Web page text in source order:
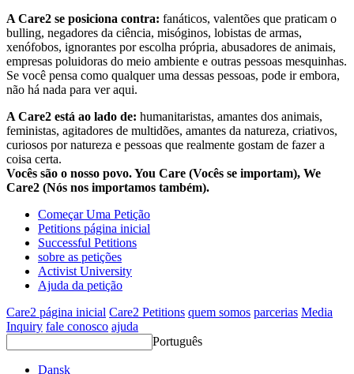
A Care2 se posiciona contra: fanáticos, valentões que praticam o
bulling, negadores da ciência, misóginos, lobistas de armas,
xenófobos, ignorantes por escolha própria, abusadores de animais,
empresas poluidoras do meio ambiente e outras pessoas mesquinhas.
Se você pensa como qualquer uma dessas pessoas, pode ir embora,
não há nada para ver aqui.
A Care2 está ao lado de: humanitaristas, amantes dos animais,
feministas, agitadores de multidões, amantes da natureza, criativos,
curiosos por natureza e pessoas que realmente gostam de fazer a
coisa certa.
Vocês são o nosso povo. You Care (Vocês se importam), We
Care2 (Nós nos importamos também).
Começar Uma Petição
Petitions página inicial
Successful Petitions
sobre as petições
Activist University
Ajuda da petição
Care2 página inicial Care2 Petitions quem somos parcerias Media
Inquiry fale conosco ajuda
Português
Dansk